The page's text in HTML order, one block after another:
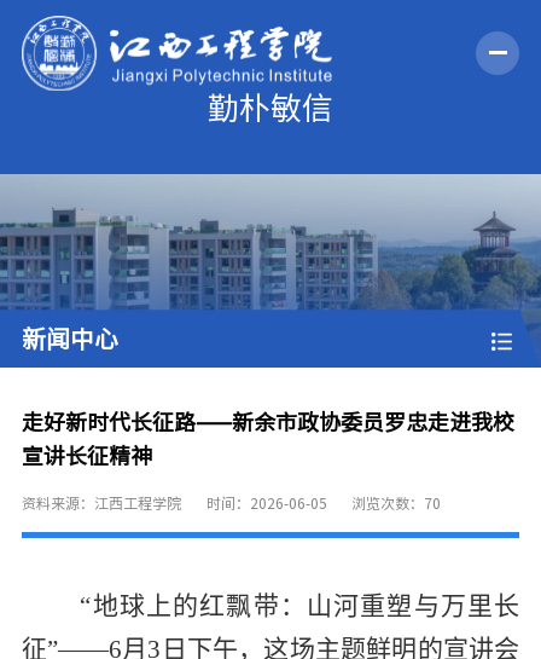
新闻中心
走好新时代长征路——新余市政协委员罗忠走进我校
宣讲长征精神
资料来源：江西工程学院 时间：2026-06-05 浏览次数： 70
“地球上的红飘带：山河重塑与万里长
征”——6月 3 日下午，这场主题鲜明的宣讲会